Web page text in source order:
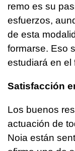
remo es su
esfuerzos,
de esta
formarse. Eso
estudiará en el
Satisfacción
Los buenos
actuación de
Noia están